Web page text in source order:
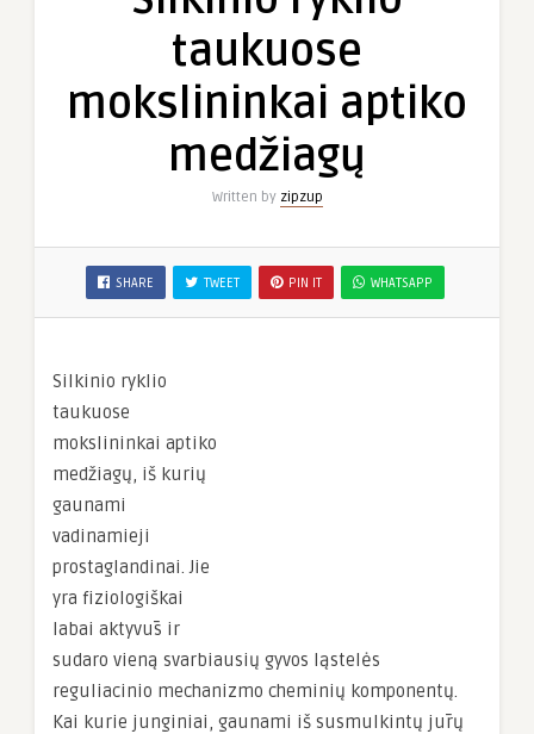
taukuose
mokslininkai aptiko
medžiagų
Written by zipzup
SHARE TWEET PIN IT WHATSAPP
Silkinio ryklio
taukuose
mokslininkai aptiko
medžiagų, iš kurių
gaunami
vadinamieji
prostaglandinai. Jie
yra fiziologiškai
labai aktyvūs ir
sudaro vieną svarbiausių gyvos ląstelės
reguliacinio mechanizmo cheminių komponentų.
Kai kurie junginiai, gaunami iš susmulkintų jūrų